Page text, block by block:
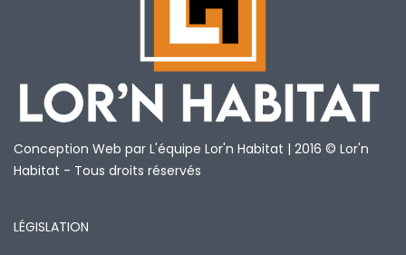
Conception Web par L'équipe Lor'n Habitat | 2016 © Lor'n
Habitat - Tous droits réservés
LÉGISLATION